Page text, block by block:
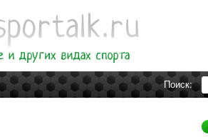
Поиск: